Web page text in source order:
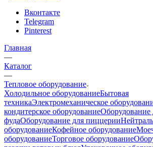
Вконтакте
Telegram
Pinterest
Главная
—
Каталог
—
Тепловое оборудование
Холодильное оборудованиеБытовая
техникаЭлектромеханическое
кондитерское оборудованиеОборудование
фудаОборудование для пиццерии
оборудованиеКофейное оборудование
оборудованиеТорговое оборудование